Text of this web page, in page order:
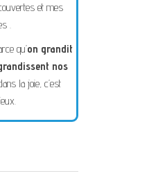
et mes
.
qu’on grandit
nos
la joie, c’est